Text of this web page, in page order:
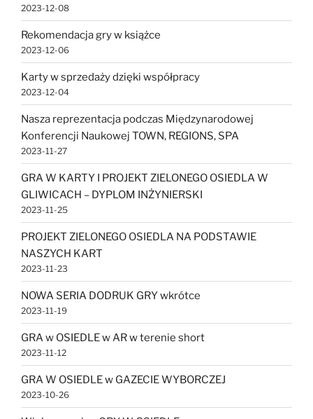
2023-12-08
Rekomendacja gry w książce
2023-12-06
Karty w sprzedaży dzięki współpracy
2023-12-04
Nasza reprezentacja podczas Międzynarodowej
Konferencji Naukowej TOWN, REGIONS, SPA
2023-11-27
GRA W KARTY I PROJEKT ZIELONEGO OSIEDLA W
GLIWICACH – DYPLOM INŻYNIERSKI
2023-11-25
PROJEKT ZIELONEGO OSIEDLA NA PODSTAWIE
NASZYCH KART
2023-11-23
NOWA SERIA DODRUK GRY wkrótce
2023-11-19
GRA w OSIEDLE w AR w terenie short
2023-11-12
GRA W OSIEDLE w GAZECIE WYBORCZEJ
2023-10-26